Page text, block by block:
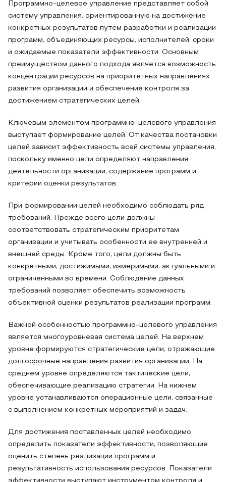
Программно-целевое управление представляет собой
систему управления, ориентированную на достижение
конкретных результатов путем разработки и реализации
программ, объединяющих ресурсы, исполнителей, сроки
и ожидаемые показатели эффективности. Основным
преимуществом данного подхода является возможность
концентрации ресурсов на приоритетных направлениях
развития организации и обеспечение контроля за
достижением стратегических целей.
Ключевым элементом программно-целевого управления
выступает формирование целей. От качества постановки
целей зависит эффективность всей системы управления,
поскольку именно цели определяют направления
деятельности организации, содержание программ и
критерии оценки результатов.
При формировании целей необходимо соблюдать ряд
требований. Прежде всего цели должны
соответствовать стратегическим приоритетам
организации и учитывать особенности ее внутренней и
внешней среды. Кроме того, цели должны быть
конкретными, достижимыми, измеримыми, актуальными и
ограниченными во времени. Соблюдение данных
требований позволяет обеспечить возможность
объективной оценки результатов реализации программ.
Важной особенностью программно-целевого управления
является многоуровневая система целей. На верхнем
уровне формируются стратегические цели, отражающие
долгосрочные направления развития организации. На
среднем уровне определяются тактические цели,
обеспечивающие реализацию стратегии. На нижнем
уровне устанавливаются операционные цели, связанные
с выполнением конкретных мероприятий и задач.
Для достижения поставленных целей необходимо
определить показатели эффективности, позволяющие
оценить степень реализации программ и
результативность использования ресурсов. Показатели